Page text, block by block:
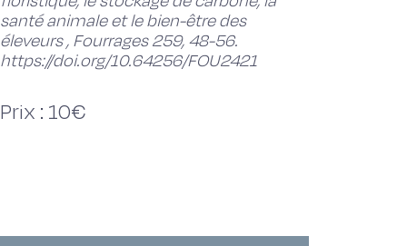
santé animale et le bien-être des
éleveurs , Fourrages 259, 48-56.
https://doi.org/10.64256/FOU2421
Prix : 10€